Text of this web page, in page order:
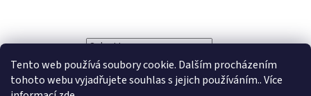
Tento web používá soubory cookie. Dalším procházením
tohoto webu vyjadřujete souhlas s jejich používáním.. Více
Powered by Translate